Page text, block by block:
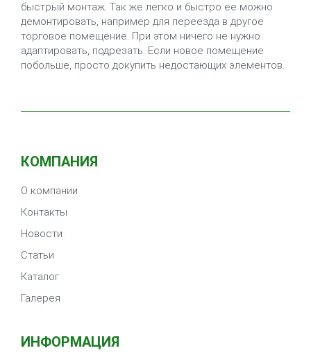
быстрый монтаж. Так же легко и быстро ее можно
демонтировать, например для переезда в другое
торговое помещение. При этом ничего не нужно
адаптировать, подрезать. Если новое помещение
побольше, просто докупить недостающих элементов.
КОМПАНИЯ
О компании
Контакты
Новости
Статьи
Каталог
Галерея
ИНФОРМАЦИЯ